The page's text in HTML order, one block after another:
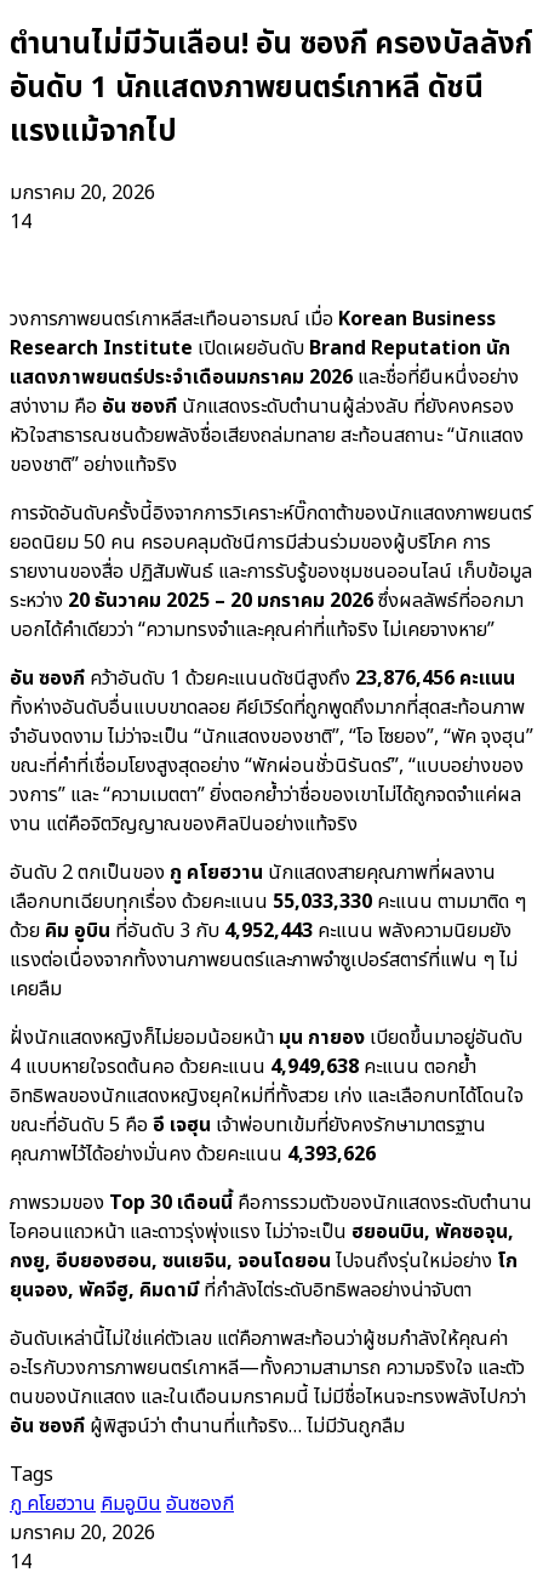
ตำนานไม่มีวันเลือน! อัน ซองกี ครองบัลลังก์
อันดับ 1 นักแสดงภาพยนตร์เกาหลี ดัชนี
แรงแม้จากไป
มกราคม 20, 2026
14
วงการภาพยนตร์เกาหลีสะเทือนอารมณ์ เมื่อ Korean Business
Research Institute เปิดเผยอันดับ Brand Reputation นัก
แสดงภาพยนตร์ประจำเดือนมกราคม 2026 และชื่อที่ยืนหนึ่งอย่าง
สง่างาม คือ อัน ซองกี นักแสดงระดับตำนานผู้ล่วงลับ ที่ยังคงครอง
หัวใจสาธารณชนด้วยพลังชื่อเสียงถล่มทลาย สะท้อนสถานะ “นักแสดง
ของชาติ” อย่างแท้จริง
การจัดอันดับครั้งนี้อิงจากการวิเคราะห์บิ๊กดาต้าของนักแสดงภาพยนตร์
ยอดนิยม 50 คน ครอบคลุมดัชนีการมีส่วนร่วมของผู้บริโภค การ
รายงานของสื่อ ปฏิสัมพันธ์ และการรับรู้ของชุมชนออนไลน์ เก็บข้อมูล
ระหว่าง 20 ธันวาคม 2025 – 20 มกราคม 2026ซึ่งผลลัพธ์ที่ออกมา
บอกได้คำเดียวว่า “ความทรงจำและคุณค่าที่แท้จริง ไม่เคยจางหาย”
อัน ซองกี คว้าอันดับ 1 ด้วยคะแนนดัชนีสูงถึง 23,876,456 คะแนน
ทิ้งห่างอันดับอื่นแบบขาดลอย คีย์เวิร์ดที่ถูกพูดถึงมากที่สุดสะท้อนภาพ
จำอันงดงาม ไม่ว่าจะเป็น “นักแสดงของชาติ”, “โอ โซยอง”, “พัค จุงฮุน”
ขณะที่คำที่เชื่อมโยงสูงสุดอย่าง “พักผ่อนชั่วนิรันดร์”, “แบบอย่างของ
วงการ” และ “ความเมตตา” ยิ่งตอกย้ำว่าชื่อของเขาไม่ได้ถูกจดจำแค่ผล
งาน แต่คือจิตวิญญาณของศิลปินอย่างแท้จริง
อันดับ 2 ตกเป็นของ กู คโยฮวาน นักแสดงสายคุณภาพที่ผลงาน
เลือกบทเฉียบทุกเรื่อง ด้วยคะแนน 55,033,330 คะแนน ตามมาติด ๆ
ด้วย คิม อูบิน ที่อันดับ 3 กับ 4,952,443 คะแนน พลังความนิยมยัง
แรงต่อเนื่องจากทั้งงานภาพยนตร์และภาพจำซูเปอร์สตาร์ที่แฟน ๆ ไม่
เคยลืม
ฝั่งนักแสดงหญิงก็ไม่ยอมน้อยหน้า มุน กายอง เบียดขึ้นมาอยู่อันดับ
4 แบบหายใจรดต้นคอ ด้วยคะแนน 4,949,638 คะแนน ตอกย้ำ
อิทธิพลของนักแสดงหญิงยุคใหม่ที่ทั้งสวย เก่ง และเลือกบทได้โดนใจ
ขณะที่อันดับ 5 คือ อี เจฮุน เจ้าพ่อบทเข้มที่ยังคงรักษามาตรฐาน
คุณภาพไว้ได้อย่างมั่นคง ด้วยคะแนน 4,393,626
ภาพรวมของ Top 30 เดือนนี้คือการรวมตัวของนักแสดงระดับตำนาน
ไอคอนแถวหน้า และดาวรุ่งพุ่งแรง ไม่ว่าจะเป็น ฮยอนบิน, พัคซอจุน,
กงยู, อีบยองฮอน, ซนเยจิน, จอนโดยอน ไปจนถึงรุ่นใหม่อย่าง โก
ยุนจอง, พัคจีฮู, คิมดามีที่กำลังไต่ระดับอิทธิพลอย่างน่าจับตา
อันดับเหล่านี้ไม่ใช่แค่ตัวเลข แต่คือภาพสะท้อนว่าผู้ชมกำลังให้คุณค่า
อะไรกับวงการภาพยนตร์เกาหลี—ทั้งความสามารถ ความจริงใจ และตัว
ตนของนักแสดง และในเดือนมกราคมนี้ ไม่มีชื่อไหนจะทรงพลังไปกว่า
อัน ซองกี ผู้พิสูจน์ว่า ตำนานที่แท้จริง… ไม่มีวันถูกลืม
Tags
กู คโยฮวานคิมอูบินอันซองกี
มกราคม 20, 2026
14